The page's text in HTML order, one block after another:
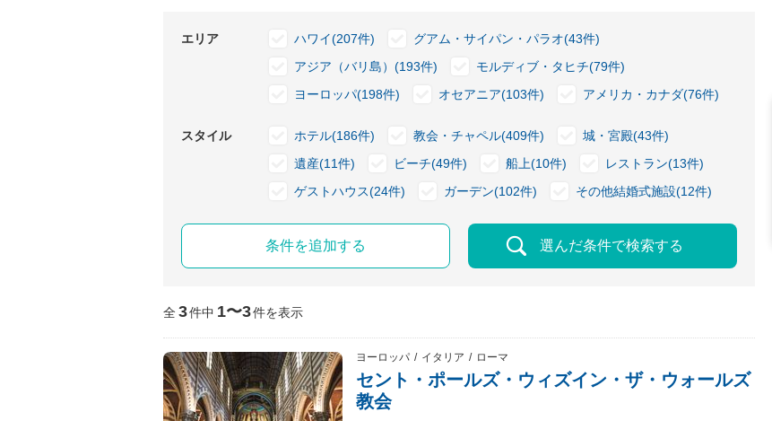
エリア ハワイ(207件)
グアム・サイパン・パラオ(43件)
アジア（バリ島）(193件)
モルディブ・タヒチ(79件)
ヨーロッパ(198件)
オセアニア(103件) アメリカ・カナダ(76件)
スタイル ホテル(186件) 教会・チャペル(409件)
城・宮殿(43件)
遺産(11件)
ビーチ(49件) 船上(10件)
レストラン(13件)
ゲストハウス(24件)
ガーデン(102件) その他結婚式施設(12件)
条件を追加する 選んだ条件で検索する
全3件中 1〜3件を表示
ヨーロッパ イタリア ローマ
セント・ポールズ・ウィズイン・ザ・ウォールズ
教会